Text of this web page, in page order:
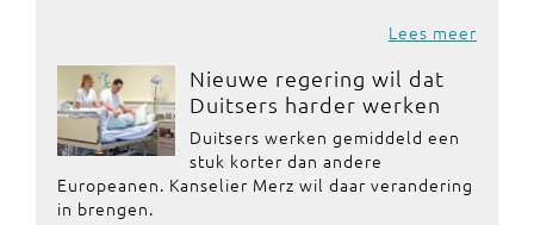
Lees meer
Nieuwe regering wil dat
Duitsers harder werken
Duitsers werken gemiddeld een
stuk korter dan andere
Europeanen. Kanselier Merz wil daar verandering
in brengen.